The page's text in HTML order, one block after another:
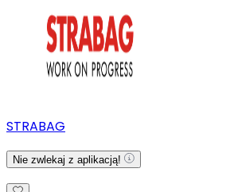
STRABAG
Nie zwlekaj z aplikacją!